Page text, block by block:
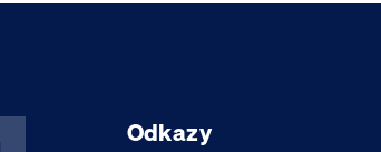
Odkazy